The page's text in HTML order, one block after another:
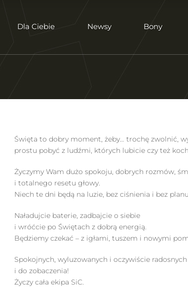
Dla Ciebie Newsy Bony
Święta to dobry moment, żeby… trochę zwolnić,
prostu pobyć z ludźmi, których lubicie czy też
Życzymy Wam dużo spokoju, dobrych rozmów,
i totalnego resetu głowy.
Niech te dni będą na luzie, bez ciśnienia i bez
Naładujcie baterie, zadbajcie o siebie
i wróćcie po Świętach z dobrą energią.
Będziemy czekać – z igłami, tuszem i nowymi
Spokojnych, wyluzowanych i oczywiście
i do zobaczenia!
Życzy cała ekipa SiC.